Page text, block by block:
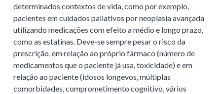
determinados contextos de vida, como por exemplo,
pacientes em cuidados paliativos por neoplasia avançada
utilizando medicações com efeito a médio e longo prazo,
como as estatinas. Deve-se sempre pesar o risco da
prescrição, em relação ao próprio fármaco (número de
medicamentos que o paciente já usa, toxicidade) e em
relação ao paciente (idosos longevos, múltiplas
comorbidades, comprometimento cognitivo, vários